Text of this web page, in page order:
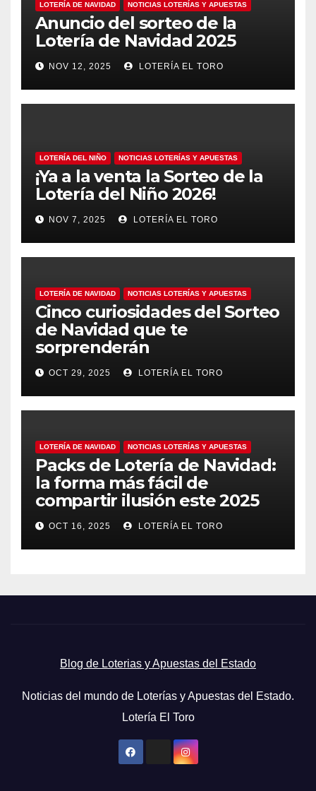
LOTERÍA DE NAVIDAD NOTICIAS LOTERÍAS Y APUESTAS
Anuncio del sorteo de la
Lotería de Navidad 2025
NOV 12, 2025 LOTERÍA EL TORO
LOTERÍA DEL NIÑO NOTICIAS LOTERÍAS Y APUESTAS
¡Ya a la venta la Sorteo de la
Lotería del Niño 2026!
NOV 7, 2025 LOTERÍA EL TORO
LOTERÍA DE NAVIDAD NOTICIAS LOTERÍAS Y APUESTAS
Cinco curiosidades del Sorteo
de Navidad que te
sorprenderán
OCT 29, 2025 LOTERÍA EL TORO
LOTERÍA DE NAVIDAD NOTICIAS LOTERÍAS Y APUESTAS
Packs de Lotería de Navidad:
la forma más fácil de
compartir ilusión este 2025
OCT 16, 2025 LOTERÍA EL TORO
Blog de Loterias y Apuestas del Estado
Noticias del mundo de Loterías y Apuestas del Estado.
Lotería El Toro